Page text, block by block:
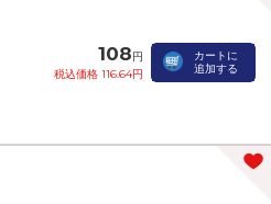
108円
税込価格 116.64円
カートに
追加する